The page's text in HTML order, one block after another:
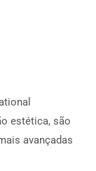
estética, são
avançadas